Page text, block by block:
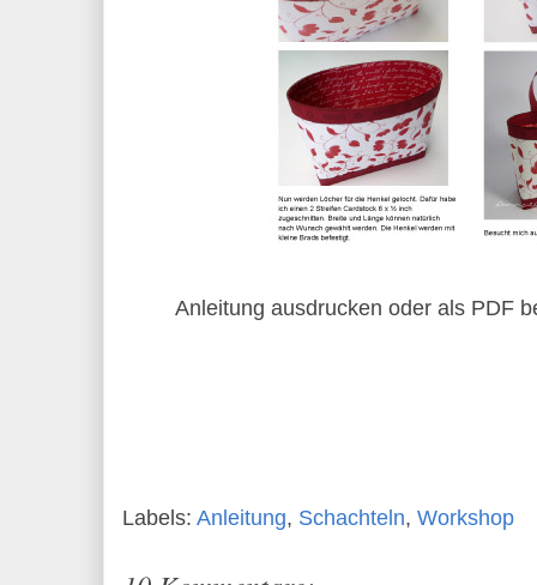
Anleitung ausdrucken oder als PDF
Labels: Anleitung, Schachteln, Workshop